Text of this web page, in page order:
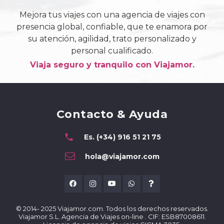
Mejora tus viajes con una agencia de viajes con
presencia global, confiable, que te enamora por
su atención, agilidad, trato personalizado y
personal cualificado.
Viaja seguro y tranquilo con Viajamor.
Contacto & Ayuda
phone Es. (+34) 916 51 21 75
hola@viajamor.com
© 2014- 2025 Viajamor.com. Todos los derechos reservados.
Viajamor S.L. Agencia de Viajes on-line . CIF: ESB87008611.